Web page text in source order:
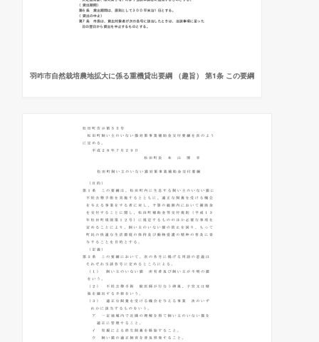
羽咋市自然栽培農地拡大に係る重機貸出要綱 （趣旨） 第1条 この要綱